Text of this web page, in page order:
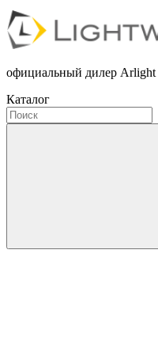
официальный дилер Arlight
Каталог